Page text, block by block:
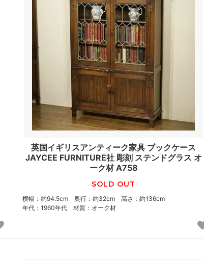
英国イギリスアンティーク家具 ブックケース
JAYCEE FURNITURE社 彫刻 ステンドグラス オ
ーク材 A758
SOLD OUT
横幅：約94.5cm 奥行：約32cm 高さ：約136cm
年代：1960年代 材質：オーク材